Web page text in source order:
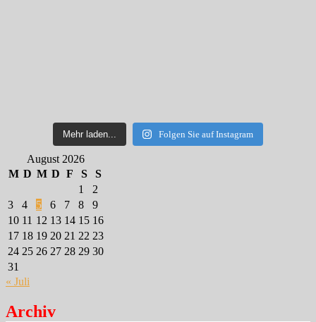
Mehr laden... Folgen Sie auf Instagram
August 2026
M D M D F S
S
1
2
3
4 5 6 7 8
9
10 11 12 13 14 15 16
17 18 19 20 21 22 23
24 25 26 27 28 29 30
31
« Juli
Archiv